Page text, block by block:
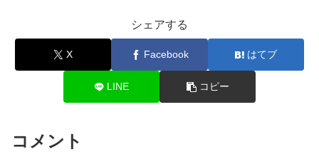
シェアする
X Facebook はてブ
LINE コピー
コメント